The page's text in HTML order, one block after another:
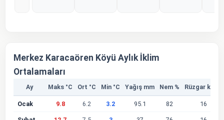
Merkez Karacaören Köyü Aylık İklim
Ortalamaları
Ay Maks °C Ort °C Min °C Yağış mm Nem % Rüzgar km/s
Ocak 9.8 6.2 3.2 95.1 82 16